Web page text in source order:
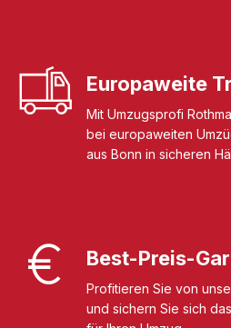
Europaweite
Mit Umzugsprofi
bei europaweiten
aus Bonn in sicheren
Best-Preis-
Profitieren Sie von
und sichern Sie sich